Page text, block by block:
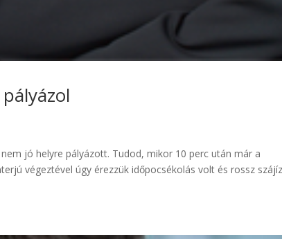
jó helyre pályázott. Tudod, mikor 10 perc után már a
végeztével úgy érezzük időpocsékolás volt és rossz